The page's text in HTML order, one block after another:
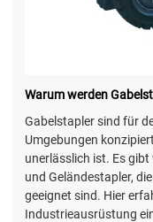
Warum werden
Gabelstapler sind für
Umgebungen
unerlässlich ist. Es gibt
und Geländestapler,
geeignet sind. Hier
Industrieausrüstung